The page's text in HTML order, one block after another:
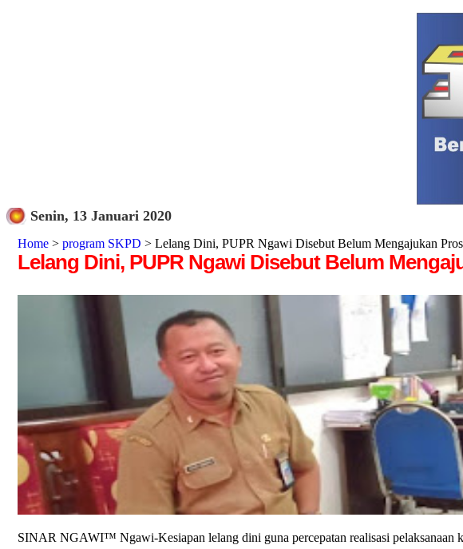
Senin, 13 Januari 2020
Home > program SKPD > Lelang Dini, PUPR Ngawi Disebut Belum Mengajukan
Lelang Dini, PUPR Ngawi Disebut Belum
SINAR NGAWI™ Ngawi-Kesiapan lelang dini guna percepatan realisasi pelaksanaan